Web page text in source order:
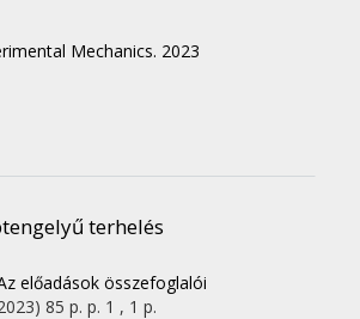
Mechanics. 2023
terhelés
előadások összefoglalói
85 p. p. 1 , 1 p.